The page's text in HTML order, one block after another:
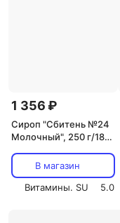
1 356 ₽
Сироп "Сбитень №24
Молочный", 250 г/180
В магазин
Витамины. SU
5.0